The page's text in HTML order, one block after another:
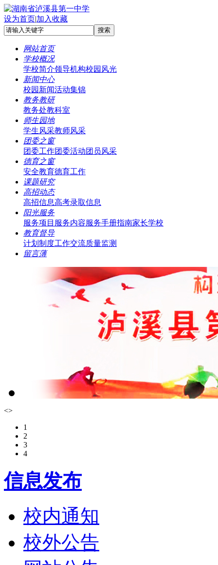
设为首页|加入收藏
网站首页
学校概况
学校简介领导机构校园风光
新闻中心
校园新闻活动集锦
教务教研
教务处教科室
师生园地
学生风采教师风采
团委之窗
团委工作团委活动团员风采
德育之窗
安全教育德育工作
课题研究
高招动态
高招信息高考录取信息
阳光服务
服务项目 服务内容服务手册指南家长学校
教育督导
计划制度工作交流质量监测
留言薄
<>
1
2
3
4
信息发布
校内通知
校外公告